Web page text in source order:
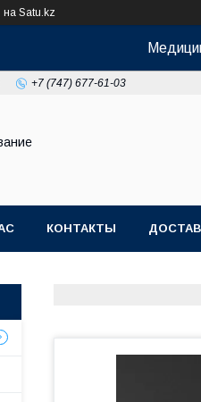
на Satu.kz
+7 (747) 677-61-03
КОНТАКТЫ